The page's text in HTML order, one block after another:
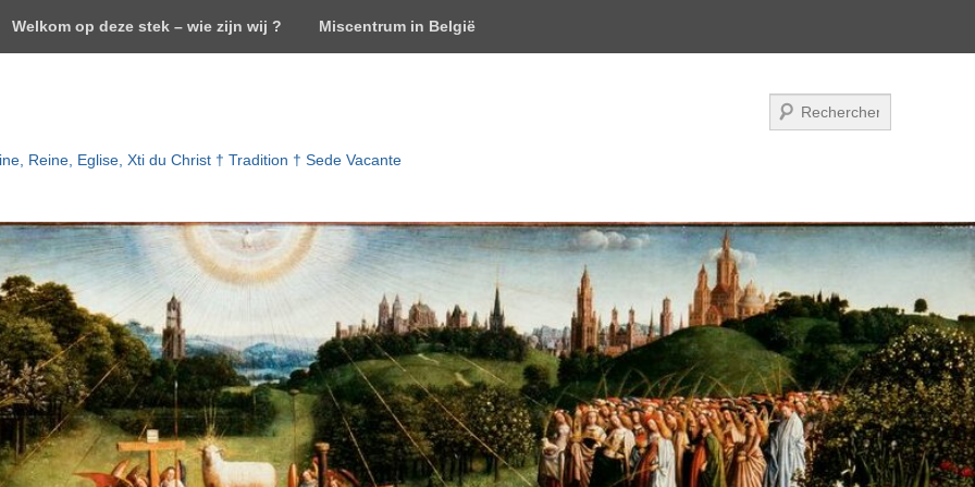
Welkom op deze stek – wie zijn wij ? Miscentrum in België
Reine, Eglise, Xti du Christ † Tradition † Sede Vacante
Zoeken